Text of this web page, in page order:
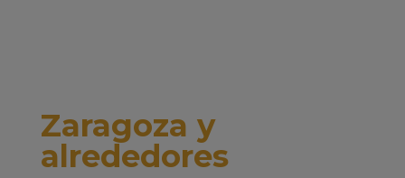
Zaragoza y
alrededores